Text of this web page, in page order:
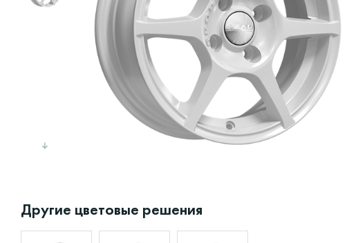
Другие цветовые решения